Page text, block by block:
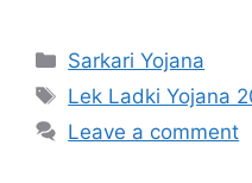
Categories
Sarkari Yojana
Tags
Lek Ladki Yojana
Leave a comment